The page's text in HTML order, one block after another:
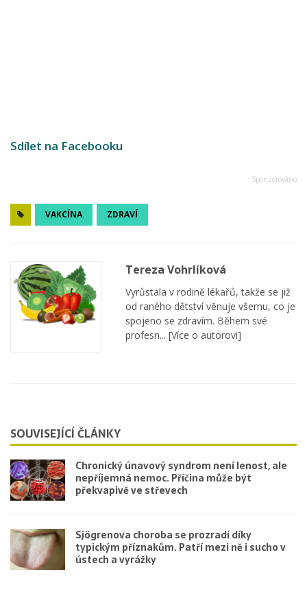
Sdílet na Facebooku
VAKCÍNA ZDRAVÍ
Tereza Vohrlíková
Vyrůstala v rodině lékařů, takže se již
od raného dětství věnuje všemu, co je
spojeno se zdravím. Během své
profesn... [Více o autorovi]
SOUVISEJÍCÍ ČLÁNKY
Chronický únavový syndrom není lenost, ale
nepříjemná nemoc. Příčina může být
překvapivě ve střevech
Sjögrenova choroba se prozradí díky
typickým příznakům. Patří mezi ně i sucho v
ústech a vyrážky